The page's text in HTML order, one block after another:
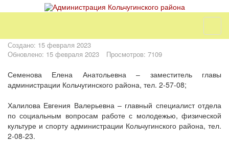
Создано: 15 февраля 2023
Обновлено: 15 февраля 2023
Просмотров: 7109
Семенова Елена Анатольевна – заместитель главы
администрации Кольчугинского района, тел. 2-57-08;
Халилова Евгения Валерьевна – главный специалист отдела
по социальным вопросам работе с молодежью, физической
культуре и спорту администрации Кольчугинского района, тел.
2-08-23.